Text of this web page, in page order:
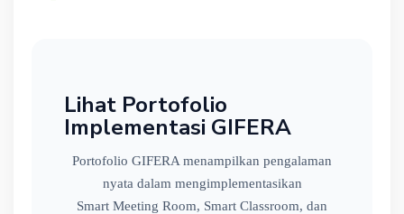
Lihat Portofolio
Implementasi GIFERA
Portofolio GIFERA menampilkan pengalaman
nyata dalam mengimplementasikan
Smart Meeting Room, Smart Classroom, dan